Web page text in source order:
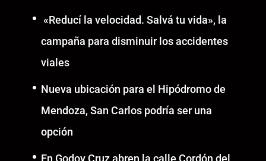
«Reducí la velocidad. Salvá tu vida», la
campaña para disminuir los accidentes
viales
Nueva ubicación para el Hipódromo de
Mendoza, San Carlos podría ser una
opción
En Godoy Cruz abren la calle Cordón del